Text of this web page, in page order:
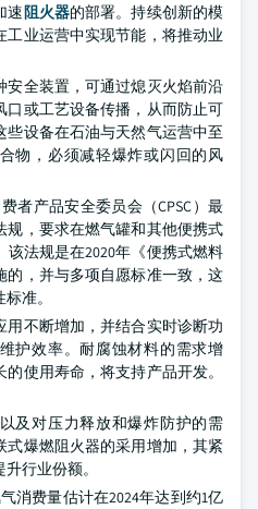
速阻火器的部署。持续创新的模
工业运营中实现节能，将推动业
安全装置，可通过熄灭火焰前沿
口或工艺设备传播，从而防止可
些设备在石油与天然气运营中至
物，必须减轻爆炸或闪回的风
者产品安全委员会（CPSC）最
规，要求在燃气罐和其他便携式
法规是在2020年《便携式燃料
的，并与多项自愿标准一致，这
准。
用不断增加，并结合实时诊断功
护效率。耐腐蚀材料的需求增
使用寿命，将支持产品开发。
及对压力释放和爆炸防护的需
式爆燃阻火器的采用增加，其紧
行业份额。
消费量估计在2024年达到约1亿